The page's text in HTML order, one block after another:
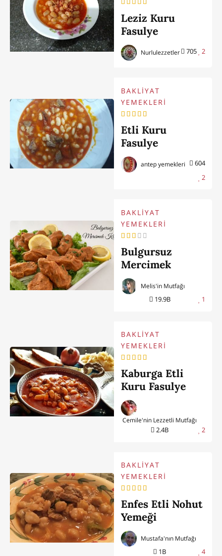
Leziz Kuru
Fasulye
705 2
Nurlulezzetler
BAKLİYAT
YEMEKLERİ
Etli Kuru
Fasulye
604
2
antep yemekleri
BAKLİYAT
YEMEKLERİ
Bulgursuz
Mercimek
Köftesi
19.9B 1
Melis'in Mutfağı
BAKLİYAT
YEMEKLERİ
Kaburga Etli
Kuru Fasulye
2.4B 2
Cemile'nin Lezzetli Mutfağı
BAKLİYAT
YEMEKLERİ
Enfes Etli Nohut
Yemeği
1B 4
Mustafa'nın Mutfağı